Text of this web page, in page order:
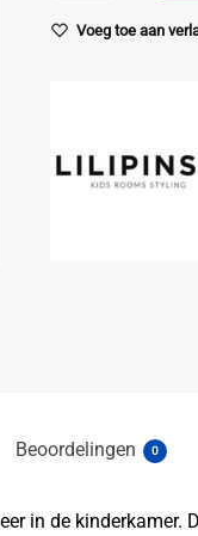
Voeg toe aan
Beoordelingen 0
in de kinderkamer.